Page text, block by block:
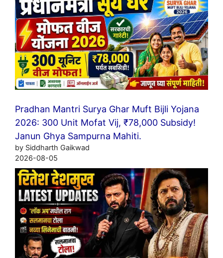
Pradhan Mantri Surya Ghar Muft Bijli Yojana
2026: 300 Unit Mofat Vij, ₹78,000 Subsidy!
Janun Ghya Sampurna Mahiti.
by Siddharth Gaikwad
2026-08-05